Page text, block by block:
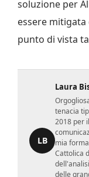
soluzione per
essere
punto di vista
LB
Laura
tenacia
2018 per
mia
Cattolica
delle